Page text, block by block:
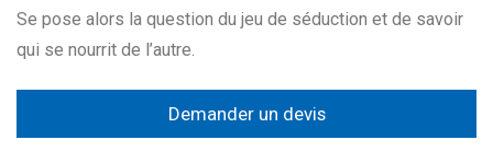
Se pose alors la question du jeu de séduction et de savoir
qui se nourrit de l’autre.
Demander un devis